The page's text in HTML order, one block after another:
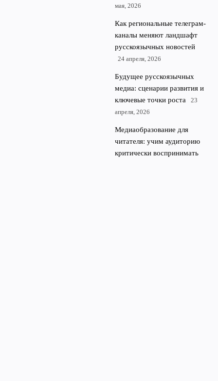
мая, 2026
Как региональные телеграм-
каналы меняют ландшафт
русскоязычных новостей
24 апреля, 2026
Будущее русскоязычных
медиа: сценарии развития и
ключевые точки роста
23
апреля, 2026
Медиаобразование для
читателя: учим аудиторию
критически воспринимать